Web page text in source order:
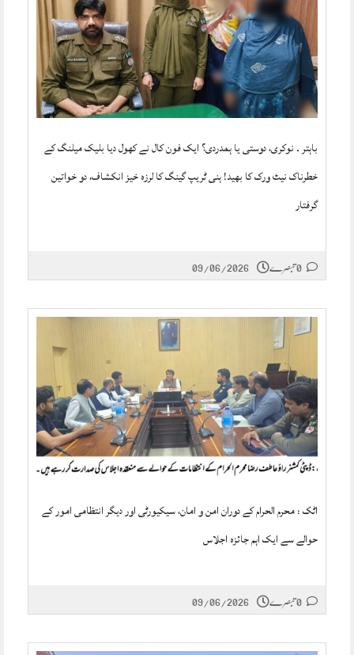
باہتر ۔ نوکری، دوستی یا ہمدردی؟ ایک فون کال نے کھول دیا بلیک میلنگ کے
خطرناک نیٹ ورک کا بھید! ہنی ٹریپ گینگ کا لرزہ خیز انکشاف، دو خواتین
گرفتار
09/06/2026
اٹک : محرم الحرام کے دوران امن و امان، سیکیورٹی اور دیگر انتظامی امور کے
حوالے سے ایک اہم جائزہ اجلاس
09/06/2026